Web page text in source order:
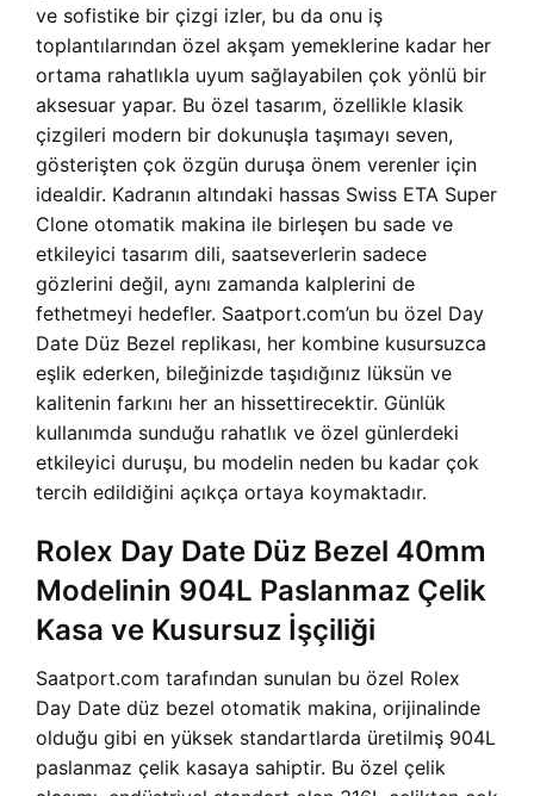
ve sofistike bir çizgi izler, bu da onu iş
toplantılarından özel akşam yemeklerine kadar her
ortama rahatlıkla uyum sağlayabilen çok yönlü bir
aksesuar yapar. Bu özel tasarım, özellikle klasik
çizgileri modern bir dokunuşla taşımayı seven,
gösterişten çok özgün duruşa önem verenler için
idealdir. Kadranın altındaki hassas Swiss ETA Super
Clone otomatik makina ile birleşen bu sade ve
etkileyici tasarım dili, saatseverlerin sadece
gözlerini değil, aynı zamanda kalplerini de
fethetmeyi hedefler. Saatport.com’un bu özel Day
Date Düz Bezel replikası, her kombine kusursuzca
eşlik ederken, bileğinizde taşıdığınız lüksün ve
kalitenin farkını her an hissettirecektir. Günlük
kullanımda sunduğu rahatlık ve özel günlerdeki
etkileyici duruşu, bu modelin neden bu kadar çok
tercih edildiğini açıkça ortaya koymaktadır.
Rolex Day Date Düz Bezel 40mm
Modelinin 904L Paslanmaz Çelik
Kasa ve Kusursuz İşçiliği
Saatport.com tarafından sunulan bu özel Rolex
Day Date düz bezel otomatik makina, orijinalinde
olduğu gibi en yüksek standartlarda üretilmiş 904L
paslanmaz çelik kasaya sahiptir. Bu özel çelik